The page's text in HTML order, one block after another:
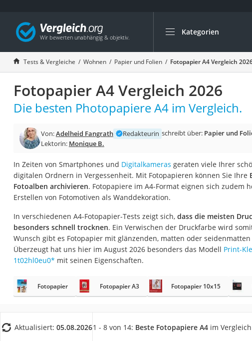
Kategorien
Die beliebtesten
Wohnen
Matratzen-Topper
Matratzen
Konferenzlautsprecher
Tageslichtlampe
Badlüfter
Bürohocker
Außenleuchte mit Kamera
Ozongeneratoren
Akku-Tischlampe
Konferenzmikrofon
Klappmatratze
Aktenvernichter
Bettgitter
Topper 100 x 200
Tests & Vergleiche Wohnen Papier und Folien Fotopapier A4 Vergleich
Fotopapier A4 Vergleich 2026
Die besten Photopapiere A4 im Vergleich.
Von:Adelheid Fangrath Redakteurin schreibt über: Papier und
Lektorin: Monique B.
In Zeiten von Smartphones und Digitalkameras geraten viele Ihrer
digitalen Ordnern in Vergessenheit. Mit Fotopapieren können Sie Ihre
Fotoalben archivieren. Fotopapiere im A4-Format eignen sich zudem
Erstellen von Fotomotiven als Wanddekoration.
In verschiedenen A4-Fotopapier-Tests zeigt sich, dass die meisten
besonders schnell trocknen. Ein Verwischen der Druckfarbe wird
Wunsch gibt es Fotopapier mit glänzenden, matten oder seidenmatten
Überzeugt hat uns hier im August 2026 besonders das Modell Print-
1t02hl0eu0* mit seinen Eigenschaften.
Fotopapier Fotopapier A3 Fotopapier 10x15
Aktualisiert: 05.08.20261 - 8 von 14: Beste Fotopapiere A4 im Vergleich